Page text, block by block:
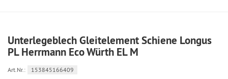
Unterlegeblech Gleitelement Schiene Longus
PL Herrmann Eco Würth EL M
Art.Nr.: 153845166409